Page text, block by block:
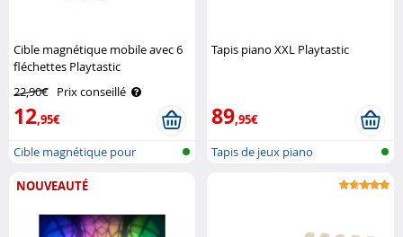
Cible magnétique mobile avec 6
fléchettes Playtastic
22,90€ Prix conseillé
12,95€
Cible magnétique pour
Tapis piano XXL Playtastic
89,95€
Tapis de jeux piano
NOUVEAUTÉ